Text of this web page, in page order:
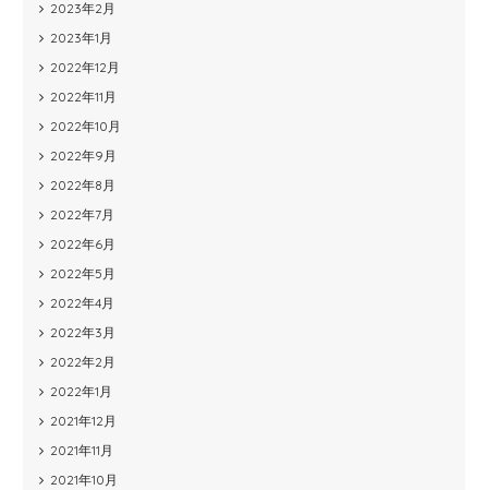
2023年2月
2023年1月
2022年12月
2022年11月
2022年10月
2022年9月
2022年8月
2022年7月
2022年6月
2022年5月
2022年4月
2022年3月
2022年2月
2022年1月
2021年12月
2021年11月
2021年10月